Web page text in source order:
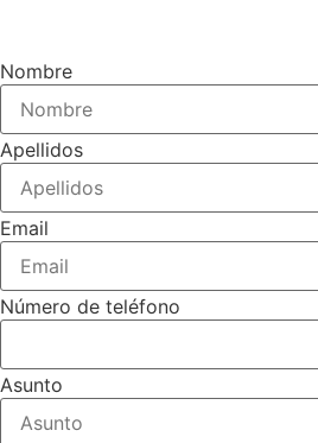
Nombre
Apellidos
Email
Número de teléfono
Asunto